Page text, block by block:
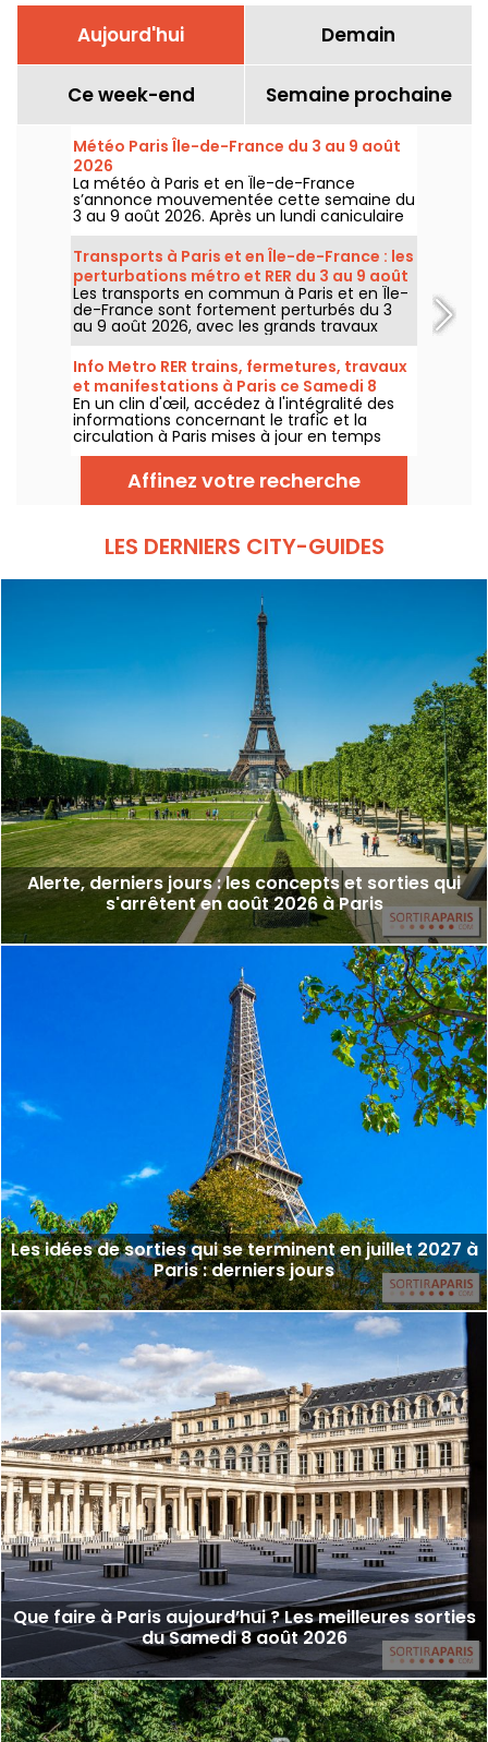
Aujourd'hui Demain
Ce week-end Semaine prochaine
Météo Paris Île-de-France du 3 au 9 août
2026
La météo à Paris et en Île-de-France
s’annonce mouvementée cette semaine du
3 au 9 août 2026. Après un lundi caniculaire
marqué par un risque d’orages, les
températures vont progressivement baisser
avant le retour d’un temps plus chaud et
ensoleillé pour le week-end.
Transports à Paris et en Île-de-France : les
perturbations métro et RER du 3 au 9 août
2026
Les transports en commun à Paris et en Île-
de-France sont fortement perturbés du 3
au 9 août 2026, avec les grands travaux
d'été qui impactent très durement
certaines lignes, selon la RATP et SNCF.
Info Metro RER trains, fermetures, travaux
et manifestations à Paris ce Samedi 8
août 2026
En un clin d'œil, accédez à l'intégralité des
informations concernant le trafic et la
circulation à Paris mises à jour en temps
réel. Metro RER et Transilien de la RATP,
travaux, circulation, grands évènements et
manifestations, on vous donne toutes les
informations pratiques à connaître avant de
Affinez votre recherche
LES DERNIERS CITY-GUIDES
Alerte, derniers jours : les concepts et sorties qui
s'arrêtent en août 2026 à Paris
Les idées de sorties qui se terminent en juillet 2027 à
Paris : derniers jours
Que faire à Paris aujourd’hui ? Les meilleures sorties
du Samedi 8 août 2026